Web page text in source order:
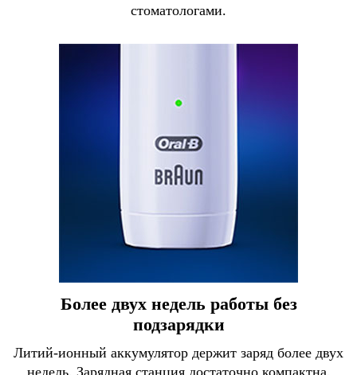
стоматологами.
Более двух недель работы без
подзарядки
Литий-ионный аккумулятор держит заряд более двух
недель. Зарядная станция достаточно компактна,